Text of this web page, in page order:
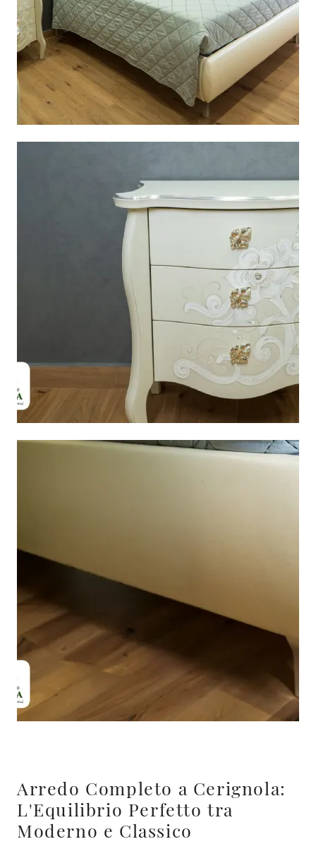
Arredo Completo a Cerignola:
L'Equilibrio Perfetto tra
Moderno e Classico